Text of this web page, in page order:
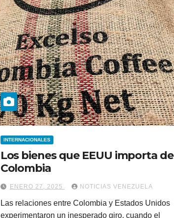
INTERNACIONALES
Los bienes que EEUU importa de
Colombia
ENERO 27, 2025 NOTICIAS VENEZUELA
Las relaciones entre Colombia y Estados Unidos
experimentaron un inesperado giro, cuando el